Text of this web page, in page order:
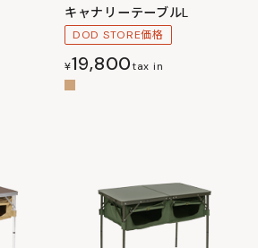
キャナリーテーブルL
DOD STORE価格
¥19,800tax in